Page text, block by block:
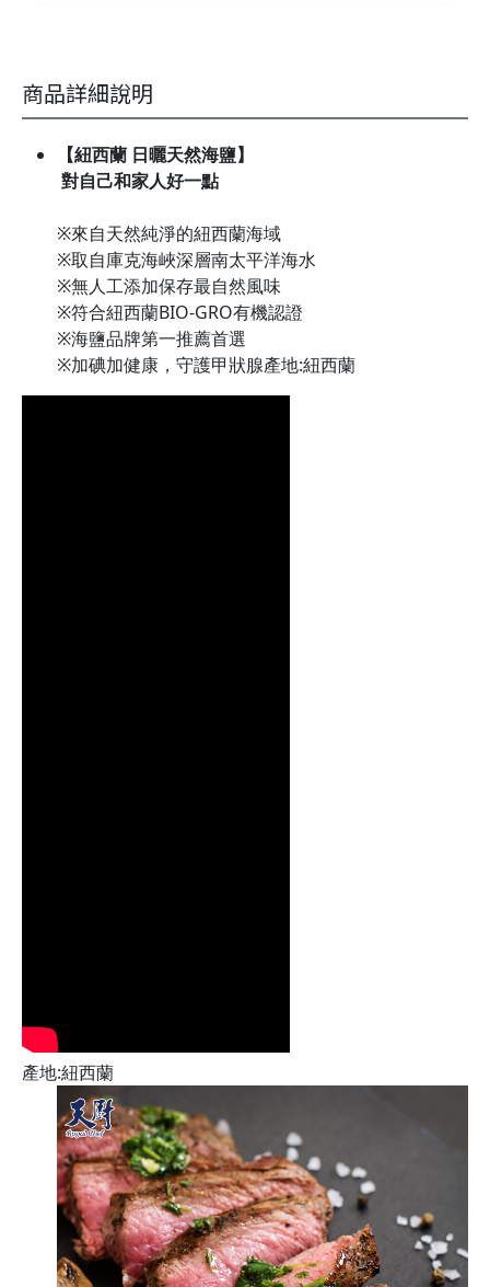
商品詳細說明
【紐西蘭 日曬天然海鹽】
對自己和家人好一點
※來自天然純淨的紐西蘭海域
※取自庫克海峽深層南太平洋海水
※無人工添加保存最自然風味
※符合紐西蘭BIO-GRO有機認證
※海鹽品牌第一推薦首選
※加碘加健康，守護甲狀腺產地:紐西蘭
產地:紐西蘭